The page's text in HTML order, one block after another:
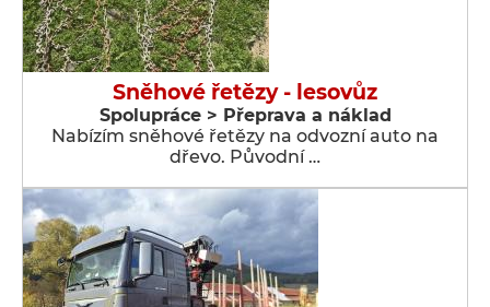
Sněhové řetězy - lesovůz
Spolupráce > Přeprava a náklad
Nabízím sněhové řetězy na odvozní auto na
dřevo. Původní …